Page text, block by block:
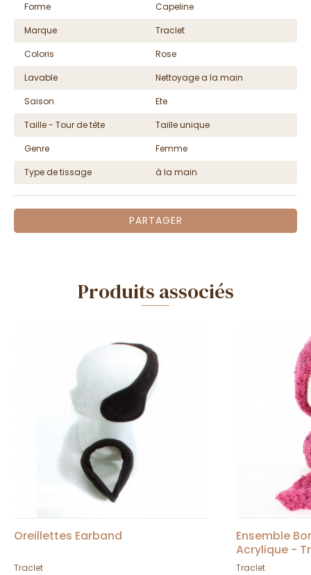
Forme
Capeline
Marque
Traclet
Coloris
Rose
Lavable
Nettoyage a la main
Saison
Ete
Taille - Tour de tête
Taille unique
Genre
Femme
Type de tissage
à la main
PARTAGER
Produits associés
Oreillettes Earband
Traclet
Ensemble
Acrylique -
Traclet